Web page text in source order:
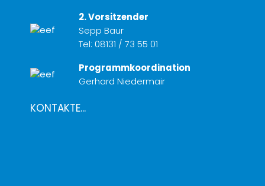
2. Vorsitzender
Sepp Baur
Tel: 08131 / 73 55 01
Programmkoordination
Gerhard Niedermair
KONTAKTE...